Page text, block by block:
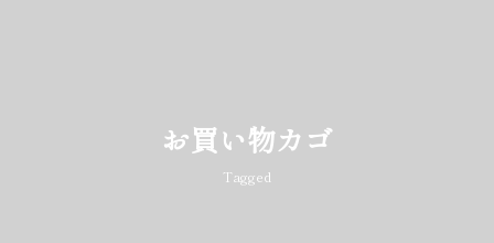
お買い物カゴ
Tagged